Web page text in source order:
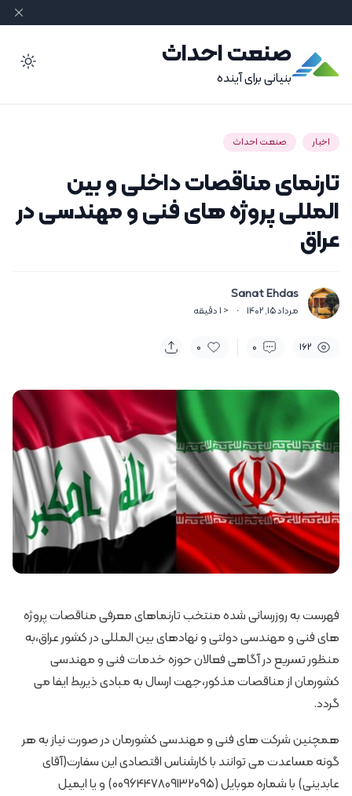
صنعت احداث
بنیانی برای آینده
اخبار صنعت احداث
تارنمای مناقصات داخلی و بین
المللی پروژه های فنی و مهندسی در
عراق
Sanat Ehdas
مرداد 15, 1402 ·
< 1 دقیقه
162
0
0
فهرست به روزرسانی شده منتخب تارنماهای معرفی مناقصات پروژه
های فنی و مهندسی دولتی و نهادهای بین المللی در کشور عراق،به
منظور تسریع در آگاهی فعالان حوزه خدمات فنی و مهندسی
کشورمان از مناقصات مذکور،جهت ارسال به مبادی ذیربط ایفا می
گردد.
همچنین شرکت های فنی و مهندسی کشورمان در صورت نیاز به هر
گونه مساعدت می توانند با کارشناس اقتصادی این سفارت(آقای
عابدینی) با شماره موبایل (0096447809132095) و یا ایمیل